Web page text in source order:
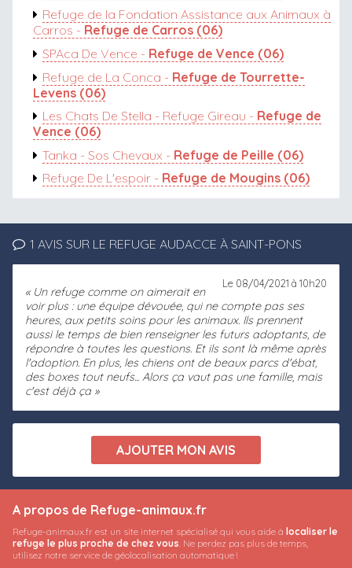
Refuge de la Fondation Assistance aux Animaux à
Carros - Refuge de Carros (06)
SPAca De Vence - Refuge de Vence (06)
Refuge de La Conca - Refuge de Tourrette-
Levens (06)
Les Chats De Stella - Refuge Gireau - Refuge de
Vence (06)
Tanka - Sos Chevaux - Refuge de Peille (06)
Refuge De L'espoir - Refuge de Mougins (06)
1 AVIS SUR LE REFUGE AUDACCE À SAINT-PONS
Le 08/04/2021 à 10h20
Un refuge comme on aimerait en
voir plus : une équipe dévouée, qui ne compte pas ses
heures, aux petits soins pour les animaux. Ils prennent
aussi le temps de bien renseigner les futurs adoptants, de
répondre à toutes les questions. Et ils sont là même après
l'adoption. En plus, les chiens ont de beaux parcs d'ébat,
des boxes tout neufs... Alors ça vaut pas une famille, mais
c'est déjà ça
A propos de Refuge-animaux.fr
Refuge-animaux.fr est un site internet spécialisé qui vous aide à localiser le
refuge le plus proche de chez vous. Ne perdez pas plus de temps,
utilisez notre service de géolocalisation automatique !